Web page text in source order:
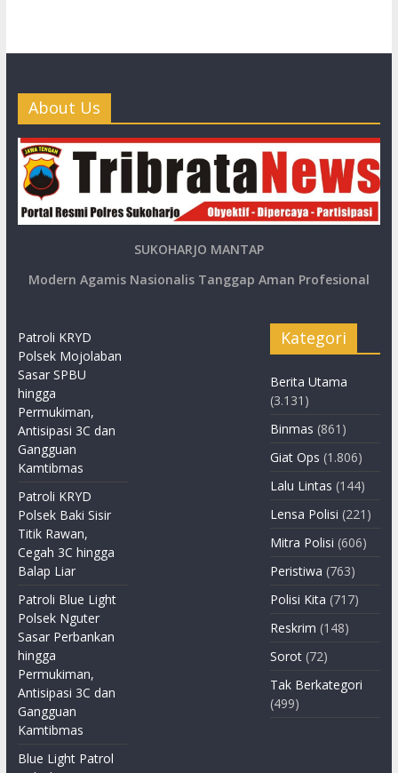
About Us
SUKOHARJO MANTAP
Modern Agamis Nasionalis Tanggap Aman Profesional
Patroli KRYD
Polsek Mojolaban
Sasar SPBU
hingga
Permukiman,
Antisipasi 3C dan
Gangguan
Kamtibmas
Patroli KRYD
Polsek Baki Sisir
Titik Rawan,
Cegah 3C hingga
Balap Liar
Patroli Blue Light
Polsek Nguter
Sasar Perbankan
hingga
Permukiman,
Antisipasi 3C dan
Gangguan
Kamtibmas
Blue Light Patrol
Kategori
Berita Utama
(3.131)
Binmas (861)
Giat Ops (1.806)
Lalu Lintas (144)
Lensa Polisi (221)
Mitra Polisi (606)
Peristiwa (763)
Polisi Kita (717)
Reskrim (148)
Sorot (72)
Tak Berkategori
(499)